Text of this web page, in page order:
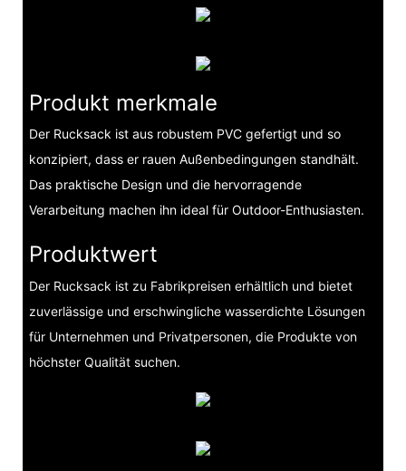
Produkt merkmale
Der Rucksack ist aus robustem PVC gefertigt und so
konzipiert, dass er rauen Außenbedingungen standhält.
Das praktische Design und die hervorragende
Verarbeitung machen ihn ideal für Outdoor-Enthusiasten.
Produktwert
Der Rucksack ist zu Fabrikpreisen erhältlich und bietet
zuverlässige und erschwingliche wasserdichte Lösungen
für Unternehmen und Privatpersonen, die Produkte von
höchster Qualität suchen.